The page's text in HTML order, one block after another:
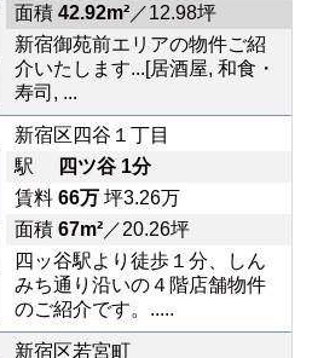
面積 42.92m²／12.98坪
新宿御苑前エリアの物件ご紹
介いたします...[居酒屋, 和食・
寿司, ...
新宿区四谷１丁目
駅
四ツ谷 1分
賃料 66万坪3.26万
面積 67m²／20.26坪
四ッ谷駅より徒歩１分、しん
みち通り沿いの４階店舗物件
のご紹介です。.....
新宿区若宮町